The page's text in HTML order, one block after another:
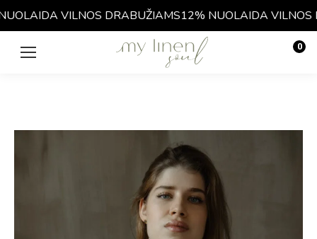
VILNOS DRABUŽIAMS12% NUOLAIDA VILNOS
0